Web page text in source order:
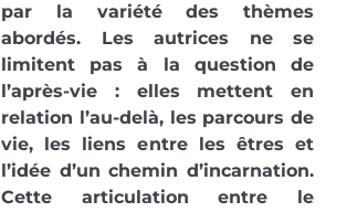
par la variété des thèmes
abordés. Les autrices ne se
limitent pas à la question de
l’après-vie : elles mettent en
relation l’au-delà, les parcours de
vie, les liens entre les êtres et
l’idée d’un chemin d’incarnation.
Cette articulation entre le